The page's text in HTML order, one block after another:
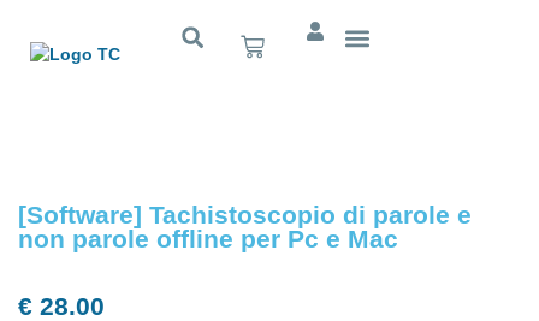
[Software] Tachistoscopio di parole e
non parole offline per Pc e Mac
€ 28.00